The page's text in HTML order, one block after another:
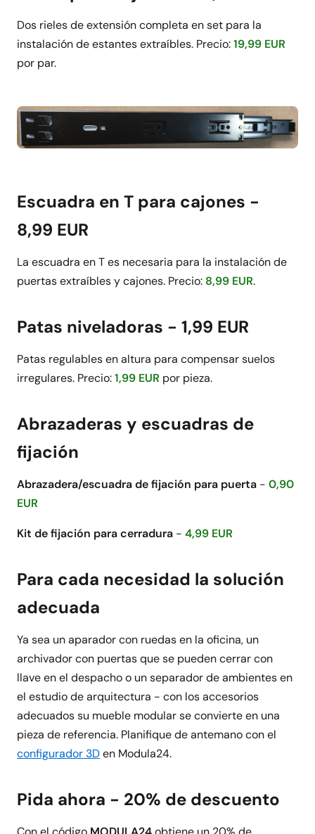
Dos rieles de extensión completa en set para la
instalación de estantes extraíbles. Precio:19,99 EUR
por par.
Escuadra en T para cajones -
8,99 EUR
La escuadra en T es necesaria para la instalación de
puertas extraíbles y cajones. Precio: 8,99 EUR.
Patas niveladoras - 1,99 EUR
Patas regulables en altura para compensar suelos
irregulares. Precio:1,99 EUR por pieza.
Abrazaderas y escuadras de
fijación
Abrazadera/escuadra de fijación para puerta - 0,90
EUR
Kit de fijación para cerradura - 4,99 EUR
Para cada necesidad la solución
adecuada
Ya sea un aparador con ruedas en la oficina, un
archivador con puertas que se pueden cerrar con
llave en el despacho o un separador de ambientes en
el estudio de arquitectura - con los accesorios
adecuados su mueble modular se convierte en una
pieza de referencia. Planifique de antemano con el
configurador 3Den Modula24.
Pida ahora - 20% de descuento